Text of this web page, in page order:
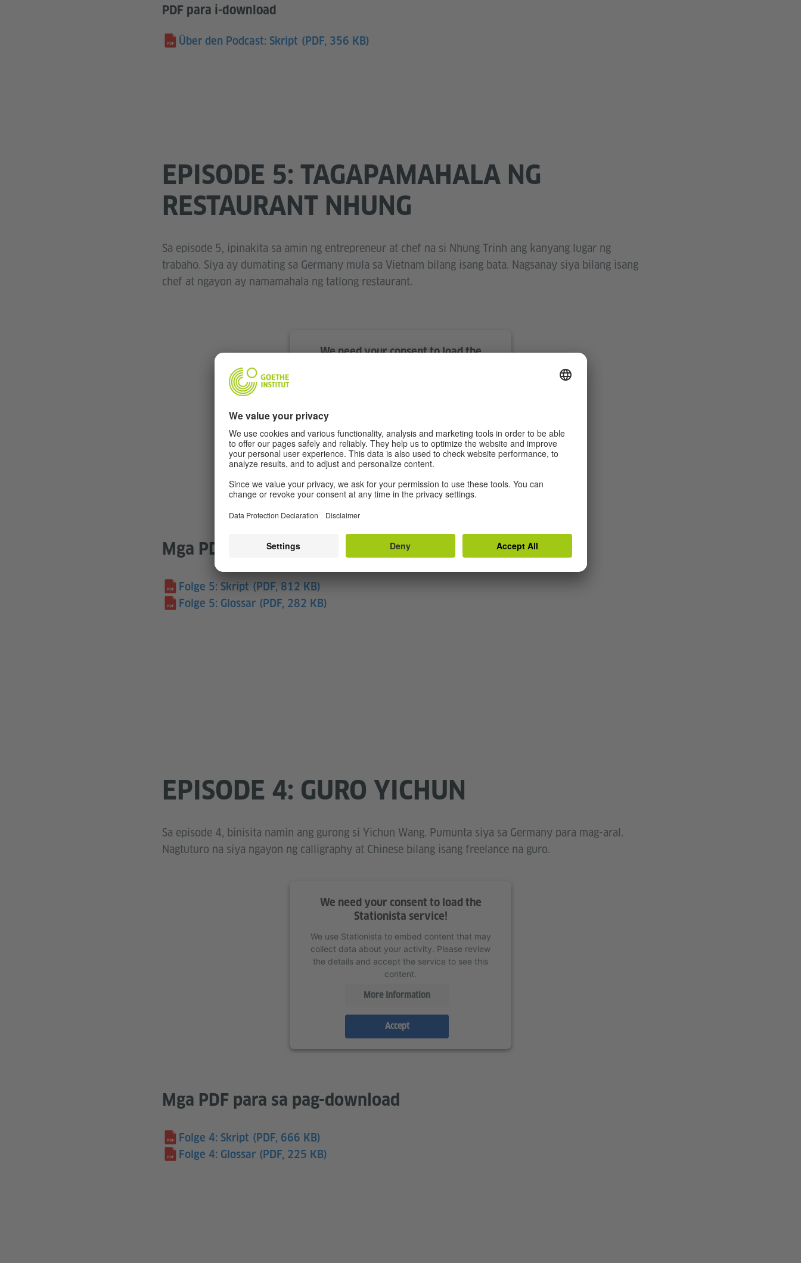
PDF para i-download
Über den Podcast: Skript (PDF, 356 KB)
EPISODE 5: TAGAPAMAHALA NG
RESTAURANT NHUNG
Sa episode 5, ipinakita sa amin ng entrepreneur at chef na si Nhung Trinh ang kanyang lugar ng
trabaho. Siya ay dumating sa Germany mula sa Vietnam bilang isang bata. Nagsanay siya bilang isang
chef at ngayon ay namamahala ng tatlong restaurant.
We need your consent to load the
More Information
Mga PDF para sa pag-download
Folge 5: Skript (PDF, 812 KB)
Folge 5: Glossar (PDF, 282 KB)
EPISODE 4: GURO YICHUN
Sa episode 4, binisita namin ang gurong si Yichun Wang. Pumunta siya sa Germany para mag-aral.
Nagtuturo na siya ngayon ng calligraphy at Chinese bilang isang freelance na guro.
We need your consent to load the
Stationista service!
We use Stationista to embed content that may
collect data about your activity. Please review
the details and accept the service to see this
content.
More Information
Accept
Mga PDF para sa pag-download
Folge 4: Skript (PDF, 666 KB)
Folge 4: Glossar (PDF, 225 KB)